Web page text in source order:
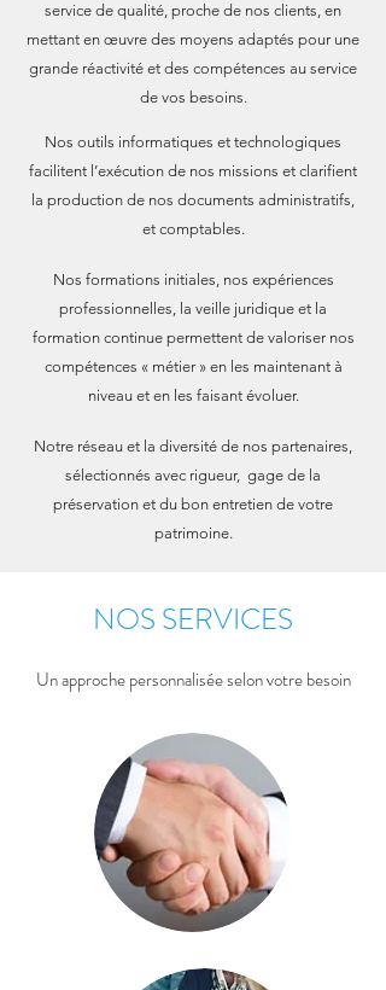
service de qualité, proche de nos clients, en
mettant en œuvre des moyens adaptés pour une
grande réactivité et des compétences au service
de vos besoins.
Nos outils informatiques et technologiques
facilitent l’exécution de nos missions et clarifient
la production de nos documents administratifs,
et comptables.
Nos formations initiales, nos expériences
professionnelles, la veille juridique et l a
formation continue permettent de valoriser nos
compétences « métier » en les maintenant à
niveau et en les faisant évoluer.
Notre réseau et la diversité de nos partenaires,
sélectionnés avec rigueur, gage de la
préservation et du bon entretien de votre
patrimoine.
NOS SERVICES
Un approche personnalisée selon votre besoin